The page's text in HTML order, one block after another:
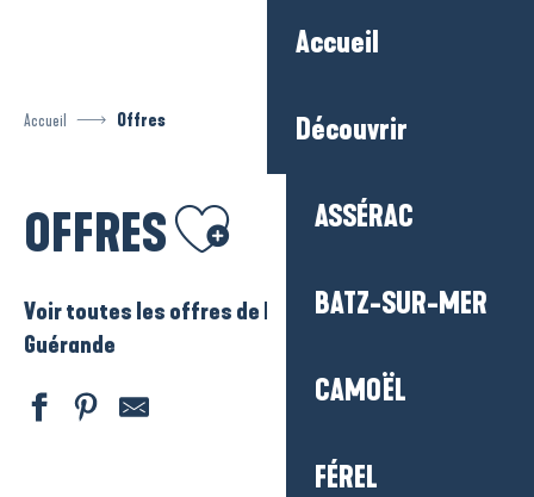
Accueil
Découvrir
ASSÉRAC
BATZ-SUR-MER
CAMOËL
FÉREL
Accueil Offres
OFFRES Ajouter aux favoris
Voir toutes les offres de La Baule – Presqu’ile de
Guérande